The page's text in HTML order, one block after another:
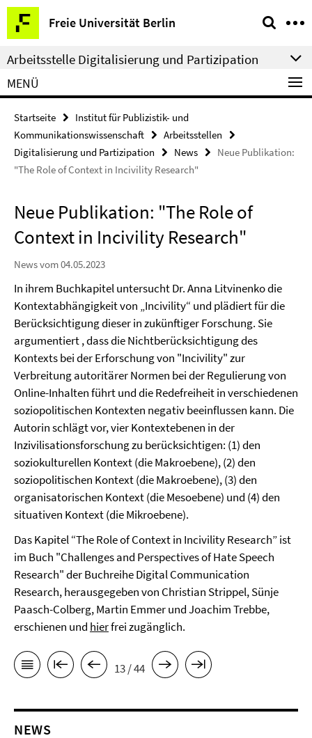
Springe
direkt
zu
Inhalt
Freie Universität Berlin
Service-
Navigation
Arbeitsstelle Digitalisierung und Partizipation
MENÜ
Startseite
Institut für Publizistik- und
Kommunikationswissenschaft
Arbeitsstellen
Digitalisierung und Partizipation
News
Neue Publikation:
"The Role of Context in Incivility Research"
Neue Publikation: "The Role of
Context in Incivility Research"
News vom 04.05.2023
In ihrem Buchkapitel untersucht Dr. Anna Litvinenko die
Kontextabhängigkeit von „Incivility“ und plädiert für die
Berücksichtigung dieser in zukünftiger Forschung. Sie
argumentiert , dass die Nichtberücksichtigung des
Kontexts bei der Erforschung von "Incivility" zur
Verbreitung autoritärer Normen bei der Regulierung von
Online-Inhalten führt und die Redefreiheit in verschiedenen
soziopolitischen Kontexten negativ beeinflussen kann. Die
Autorin schlägt vor, vier Kontextebenen in der
Inzivilisationsforschung zu berücksichtigen: (1) den
soziokulturellen Kontext (die Makroebene), (2) den
soziopolitischen Kontext (die Makroebene), (3) den
organisatorischen Kontext (die Mesoebene) und (4) den
situativen Kontext (die Mikroebene).
Das Kapitel “The Role of Context in Incivility Research” ist
im Buch "Challenges and Perspectives of Hate Speech
Research" der Buchreihe Digital Communication
Research, herausgegeben von Christian Strippel, Sünje
Paasch-Colberg, Martin Emmer und Joachim Trebbe,
erschienen und hierfrei zugänglich.
13 / 44
NEWS